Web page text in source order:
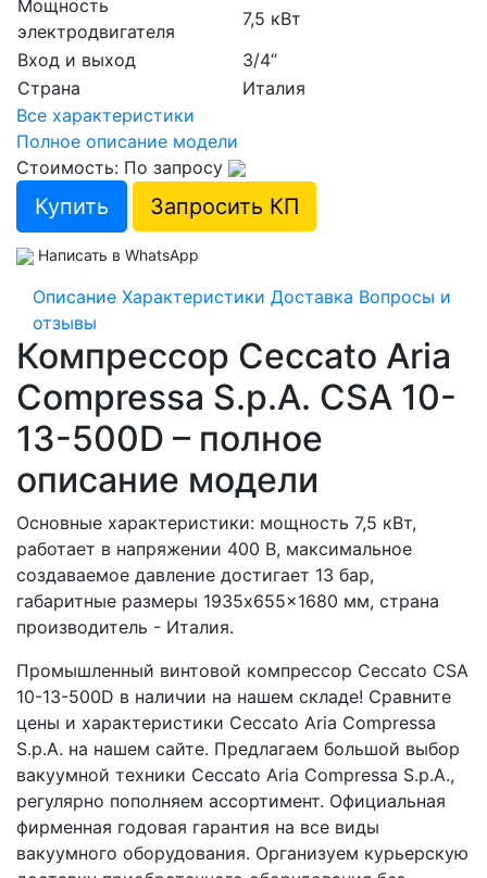
Мощность
электродвигателя
7,5 кВт
Вход и выход
3/4‘’
Страна
Италия
Все характеристики
Полное описание модели
Стоимость: По запросу
Купить Запросить КП
Написать в WhatsApp
Описание Характеристики Доставка Вопросы и
отзывы
Компрессор Ceccato Aria
Compressa S.p.A. CSA 10-
13-500D – полное
описание модели
Основные характеристики: мощность 7,5 кВт,
работает в напряжении 400 В, максимальное
создаваемое давление достигает 13 бар,
габаритные размеры 1935x655x1680 мм, страна
производитель - Италия.
Промышленный винтовой компрессор Ceccato CSA
10-13-500D в наличии на нашем складе! Сравните
цены и характеристики Ceccato Aria Compressa
S.p.A. на нашем сайте. Предлагаем большой выбор
вакуумной техники Ceccato Aria Compressa S.p.A.,
регулярно пополняем ассортимент. Официальная
фирменная годовая гарантия на все виды
вакуумного оборудования. Организуем курьерскую